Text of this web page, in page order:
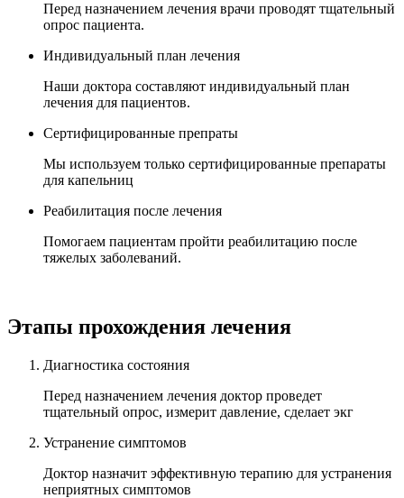
Перед назначением лечения врачи проводят тщательный
опрос пациента.
Индивидуальный план лечения
Наши доктора составляют индивидуальный план
лечения для пациентов.
Сертифицированные препраты
Мы используем только сертифицированные препараты
для капельниц
Реабилитация после лечения
Помогаем пациентам пройти реабилитацию после
тяжелых заболеваний.
Этапы прохождения лечения
Диагностика состояния
Перед назначением лечения доктор проведет
тщательный опрос, измерит давление, сделает экг
Устранение симптомов
Доктор назначит эффективную терапию для устранения
неприятных симптомов